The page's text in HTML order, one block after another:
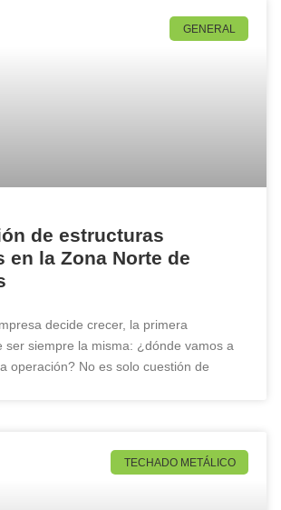
GENERAL
de estructuras
en la Zona Norte de
decide crecer, la primera
ser siempre la misma: ¿dónde vamos a
operación? No es solo cuestión de
TECHADO METÁLICO